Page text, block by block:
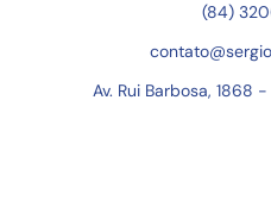
(84)
Av. Rui Barbosa, 1868